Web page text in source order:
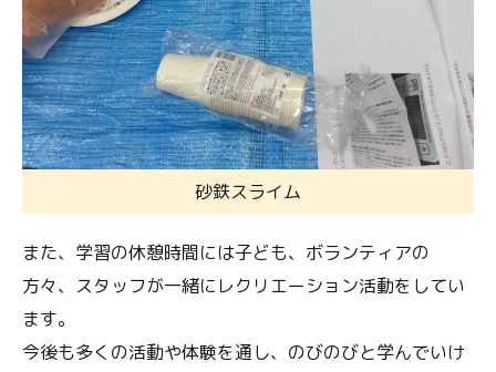
砂鉄スライム
また、学習の休憩時間には子ども、ボランティアの
方々、スタッフが一緒にレクリエーション活動をしてい
ます。
今後も多くの活動や体験を通し、のびのびと学んでいけ